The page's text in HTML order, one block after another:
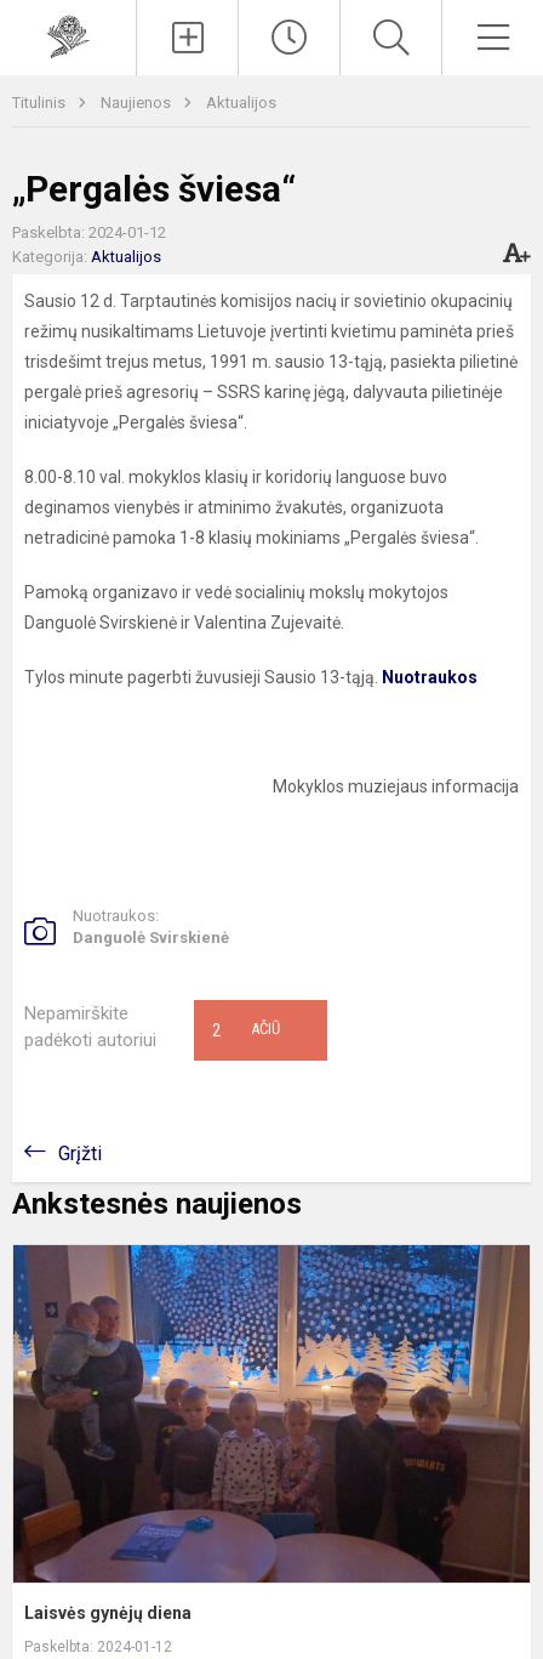
Titulinis Naujienos Aktualijos
„Pergalės šviesa“
Paskelbta: 2024-01-12
Kategorija: Aktualijos
Sausio 12 d. Tarptautinės komisijos nacių ir sovietinio okupacinių
režimų nusikaltimams Lietuvoje įvertinti kvietimu paminėta prieš
trisdešimt trejus metus, 1991 m. sausio 13-tąją, pasiekta pilietinė
pergalė prieš agresorių – SSRS karinę jėgą, dalyvauta pilietinėje
iniciatyvoje „Pergalės šviesa“.
8.00-8.10 val. mokyklos klasių ir koridorių languose buvo
deginamos vienybės ir atminimo žvakutės, organizuota
netradicinė pamoka 1-8 klasių mokiniams „Pergalės šviesa“.
Pamoką organizavo ir vedė socialinių mokslų mokytojos
Danguolė Svirskienė ir Valentina Zujevaitė.
Tylos minute pagerbti žuvusieji Sausio 13-tąją. Nuotraukos
Mokyklos muziejaus informacija
Nuotraukos:
Danguolė Svirskienė
Nepamirškite
padėkoti autoriui
AČIŪ
2
Grįžti
Ankstesnės naujienos
Laisvės gynėjų diena
Paskelbta: 2024-01-12